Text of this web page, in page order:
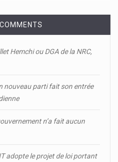
Hemchi ou DGA de la NRC,
nouveau parti fait son entrée
n’a fait aucun
adopte le projet de loi portant